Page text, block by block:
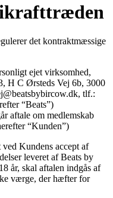
ikrafttræden
det kontraktmæssige
ejet virksomhed,
H C Ørsteds Vej 6b, 3000
tlf.:
“Beats”)
aftale om medlemskab
“Kunden”)
Kundens accept af
leveret af Beats by
år, skal aftalen indgås af
værge, der hæfter for